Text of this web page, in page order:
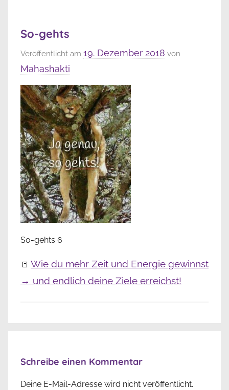
So-gehts
Veröffentlicht am 19. Dezember 2018 von
Mahashakti
So-gehts 6
📒 Wie du mehr Zeit und Energie gewinnst
→ und endlich deine Ziele erreichst!
Schreibe einen Kommentar
Deine E-Mail-Adresse wird nicht veröffentlicht.